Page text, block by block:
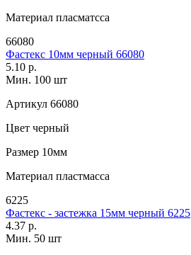
Материал пласматсса
66080
Фастекс 10мм черный 66080
5.10 р.
Мин. 100 шт
Артикул 66080
Цвет черный
Размер 10мм
Материал пластмасса
6225
Фастекс - застежка 15мм черный 6225
4.37 р.
Мин. 50 шт